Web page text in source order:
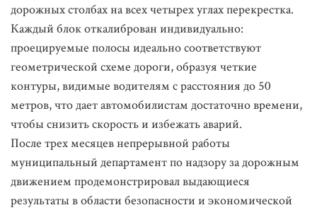
дорожных столбах на всех четырех углах перекрестка.
Каждый блок откалиброван индивидуально:
проецируемые полосы идеально соответствуют
геометрической схеме дороги, образуя четкие
контуры, видимые водителям с расстояния до 50
метров, что дает автомобилистам достаточно времени,
чтобы снизить скорость и избежать аварий.
После трех месяцев непрерывной работы
муниципальный департамент по надзору за дорожным
движением продемонстрировал выдающиеся
результаты в области безопасности и экономической